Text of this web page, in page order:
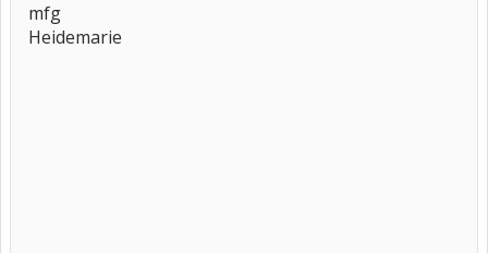
mfg
Heidemarie